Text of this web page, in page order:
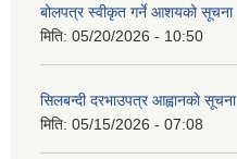
बोलपत्र स्वीकृत गर्ने आशयको सूचना
मिति: 05/20/2026 - 10:50
सिलबन्दी दरभाउपत्र आह्वानको सूचना
मिति: 05/15/2026 - 07:08